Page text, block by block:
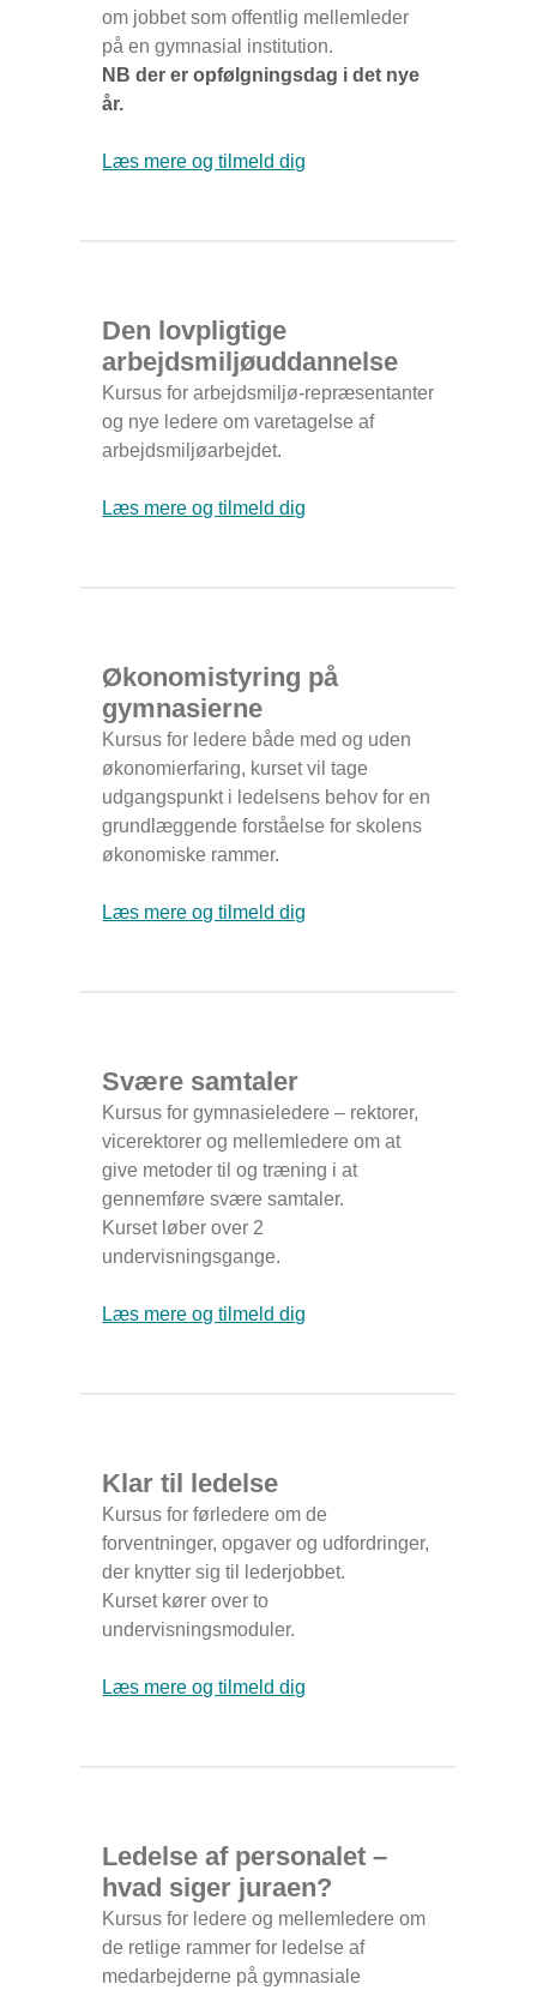
om jobbet som offentlig mellemleder
på en gymnasial institution.
NB der er opfølgningsdag i det nye
år.
Læs mere og tilmeld dig
Den lovpligtige
arbejdsmiljøuddannelse
Kursus for arbejdsmiljø-repræsentanter
og nye ledere om varetagelse af
arbejdsmiljøarbejdet.
Læs mere og tilmeld dig
Økonomistyring på
gymnasierne
Kursus for ledere både med og uden
økonomierfaring, kurset vil tage
udgangspunkt i ledelsens behov for en
grundlæggende forståelse for skolens
økonomiske rammer.
Læs mere og tilmeld dig
Svære samtaler
Kursus for gymnasieledere – rektorer,
vicerektorer og mellemledere om at
give metoder til og træning i at
gennemføre svære samtaler.
Kurset løber over 2
undervisningsgange.
Læs mere og tilmeld dig
Klar til ledelse
Kursus for førledere om de
forventninger, opgaver og udfordringer,
der knytter sig til lederjobbet.
Kurset kører over to
undervisningsmoduler.
Læs mere og tilmeld dig
Ledelse af personalet –
hvad siger juraen?
Kursus for ledere og mellemledere om
de retlige rammer for ledelse af
medarbejderne på gymnasiale